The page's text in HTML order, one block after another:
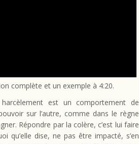
complète et un exemple à 4:20.
est un comportement de
sur l’autre, comme dans le règne
Répondre par la colère, c’est lui faire
qu’elle dise, ne pas être impacté, s’en